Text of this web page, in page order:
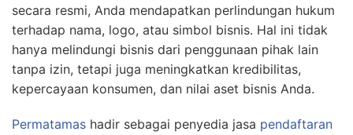
secara resmi, Anda mendapatkan perlindungan hukum
terhadap nama, logo, atau simbol bisnis. Hal ini tidak
hanya melindungi bisnis dari penggunaan pihak lain
tanpa izin, tetapi juga meningkatkan kredibilitas,
kepercayaan konsumen, dan nilai aset bisnis Anda.
Permatamas hadir sebagai penyedia jasa pendaftaran